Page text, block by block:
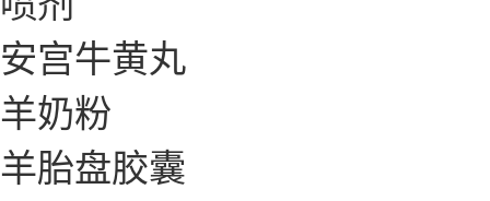
安宫牛黄丸
羊奶粉
羊胎盘胶囊